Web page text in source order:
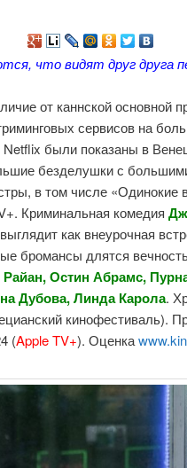
что видят друг друга
от каннской основной
сервисов на
были показаны в
безделушки с
в том числе «Одинокие
Криминальная комедия
как внеурочная
бромансы длятся
Остин Абрамс,
Дубова,Линда Карола.
кинофестиваль).
(Apple TV+). Оценка